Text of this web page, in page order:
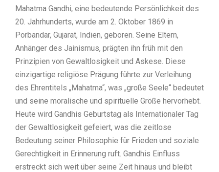
Mahatma Gandhi, eine bedeutende Persönlichkeit des
20. Jahrhunderts, wurde am 2. Oktober 1869 in
Porbandar, Gujarat, Indien, geboren. Seine Eltern,
Anhänger des Jainismus, prägten ihn früh mit den
Prinzipien von Gewaltlosigkeit und Askese. Diese
einzigartige religiöse Prägung führte zur Verleihung
des Ehrentitels „Mahatma“, was „große Seele“ bedeutet
und seine moralische und spirituelle Größe hervorhebt.
Heute wird Gandhis Geburtstag als Internationaler Tag
der Gewaltlosigkeit gefeiert, was die zeitlose
Bedeutung seiner Philosophie für Frieden und soziale
Gerechtigkeit in Erinnerung ruft. Gandhis Einfluss
erstreckt sich weit über seine Zeit hinaus und bleibt